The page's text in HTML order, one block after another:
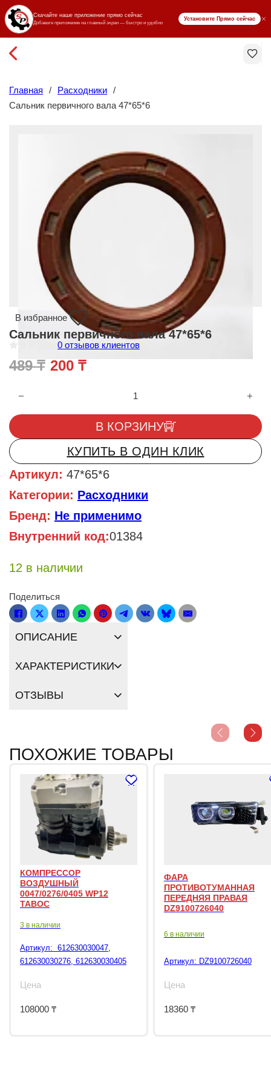
₸ KZT
Главная / Расходники /
Сальник первичного вала 47*65*6
В избранное
Сальник первичного вала 47*65*6
ц
и
з
5
0 отзывов клиентов
489₸ Первоначальная цена
200 ₸Текущая цена: 200 ₸.
Количество товара Сальник первичного вала 47*65*6
В КОРЗИНУ
КУПИТЬ В ОДИН КЛИК
Артикул: 47*65*6
Категории: Расходники
Бренд: Не применимо
Внутренний код:01384
12 в наличии
Поделиться
ОПИСАНИЕ
ХАРАКТЕРИСТИКИ
ОТЗЫВЫ
ПОХОЖИЕ ТОВАРЫ
КОМПРЕССОР
ВОЗДУШНЫЙ
0047/0276/0405 WP12
TABOC
3 в наличии
Артикул: 612630030047,
612630030276, 612630030405
Цена
108000 ₸
ФАРА
ПРОТИВОТУМАННАЯ
ПЕРЕДНЯЯ ПРАВАЯ
DZ9100726040
6 в наличии
Артикул: DZ9100726040
Цена
18360 ₸